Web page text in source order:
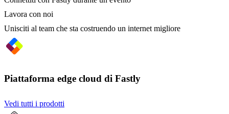
Lavora con noi
Unisciti al team che sta costruendo un internet migliore
Piattaforma edge cloud di Fastly
Vedi tutti i prodotti